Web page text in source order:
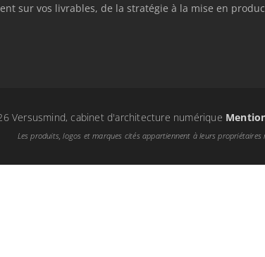
sur vos livrables, de la stratégie à la mise en
Versusmind, cabinet d'architecture numérique
Les produits, logos et marques cités appartiennent à leurs propriétaires